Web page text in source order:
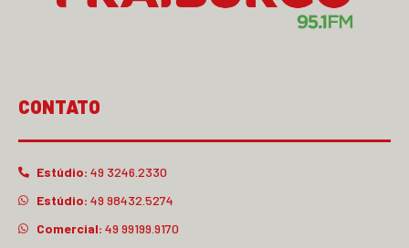
CONTATO
Estúdio: 49 3246.2330
Estúdio: 49 98432.5274
Comercial: 49 99199.9170